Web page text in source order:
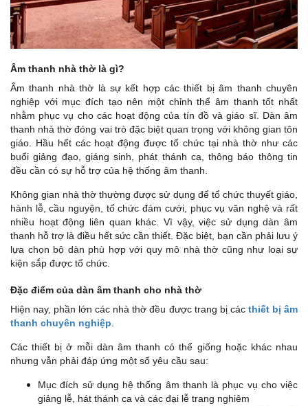
Âm thanh nhà thờ là gì?
Âm thanh nhà thờ là sự kết hợp các thiết bị âm thanh chuyên
nghiệp với mục đích tạo nên một chỉnh thể âm thanh tốt nhất
nhằm phục vụ cho các hoạt động của tín đồ và giáo sĩ. Dàn âm
thanh nhà thờ đóng vai trò đặc biệt quan trọng với không gian tôn
giáo. Hầu hết các hoạt động được tổ chức tại nhà thờ như các
buổi giảng đạo, giáng sinh, phát thánh ca, thông báo thông tin
đều cần có sự hỗ trợ của hệ thống âm thanh.
Không gian nhà thờ thường được sử dụng để tổ chức thuyết giáo,
hành lễ, cầu nguyện, tổ chức đám cưới, phục vụ văn nghệ và rất
nhiều hoạt động liên quan khác. Vì vậy, việc sử dụng dàn âm
thanh hỗ trợ là điều hết sức cần thiết. Đặc biệt, bạn cần phải lưu ý
lựa chọn bộ dàn phù hợp với quy mô nhà thờ cũng như loại sự
kiện sắp được tổ chức.
Đặc điểm của dàn âm thanh cho nhà thờ
Hiện nay, phần lớn các nhà thờ đều được trang bị các thiết bị âm
thanh chuyên nghiệp
Các thiết bị ở mỗi dàn âm thanh có thể giống hoặc khác nhau
nhưng vẫn phải đáp ứng một số yêu cầu sau:
Mục đích sử dụng hệ thống âm thanh là phục vụ cho việc
giảng lễ, hát thánh ca và các đại lễ trang nghiêm